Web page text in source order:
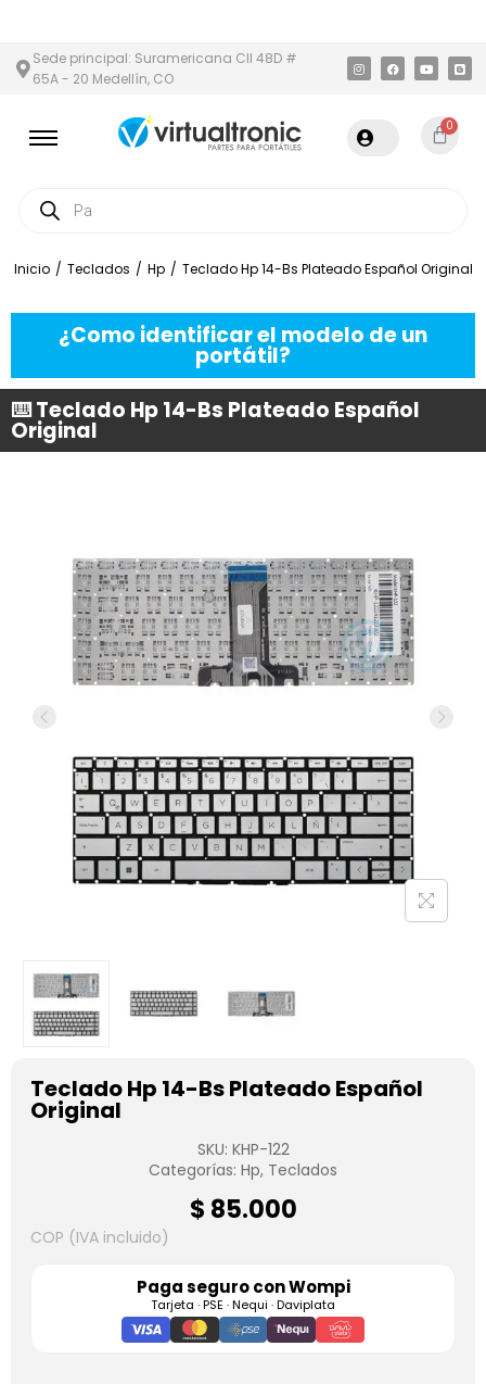
Sede principal: Suramericana Cll 48D #
65A - 20 Medellín, CO
0
Inicio / Teclados / Hp / Teclado Hp 14-Bs Plateado Español Original
¿Como identificar el modelo de un
portátil?
⌨️ Teclado Hp 14-Bs Plateado Español
Original
Teclado Hp 14-Bs Plateado Español
Original
SKU: KHP-122
Categorías: Hp, Teclados
$ 85.000
COP (IVA incluido)
Paga seguro conWompi
Tarjeta · PSE · Nequi · Daviplata